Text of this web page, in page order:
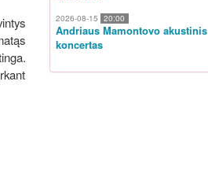
2026-08-15 20:00
Andriaus Mamontovo akustinis
koncertas